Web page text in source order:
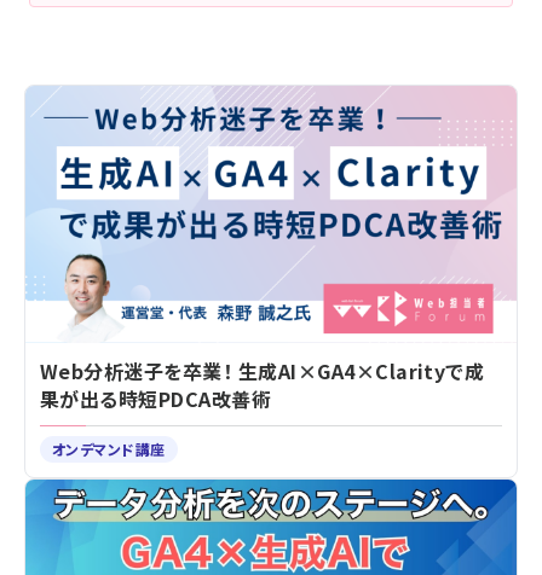
Web分析迷子を卒業！ 生成AI×GA4×Clarityで成
果が出る時短PDCA改善術
オンデマンド講座